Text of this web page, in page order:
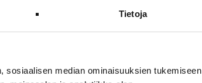
Tietoja
sosiaalisen median ominaisuuksien tukemiseen
ohjaavat